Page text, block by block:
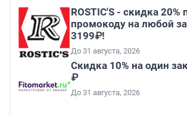
ROSTIC'S - скидка 20%
промокоду на любой
3199₽!
До 31 августа, 2026
Скидка 10% на один
₽
До 31 августа, 2026